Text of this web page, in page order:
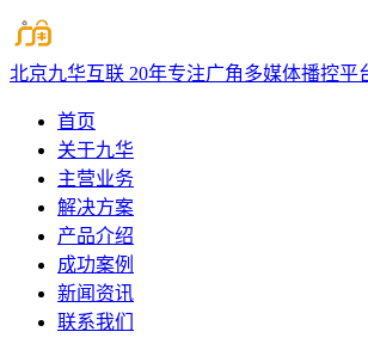
北京九华互联 20年专注广角多媒体播控平
首页
关于九华
主营业务
解决方案
产品介绍
成功案例
新闻资讯
联系我们